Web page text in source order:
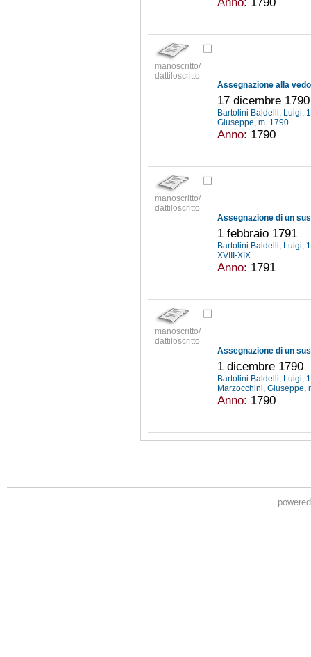
manoscritto/
dattiloscritto
17 dicembre 1790
Bartolini Baldelli, Luigi,
Giuseppe, m. 1790
...
Anno: 1790
manoscritto/
dattiloscritto
Assegnazione di un
1 febbraio 1791
Bartolini Baldelli, Luigi,
XVIII-XIX
...
Anno: 1791
manoscritto/
dattiloscritto
1 dicembre 1790
Bartolini Baldelli, Luigi,
Marzocchini, Giuseppe,
Anno: 1790